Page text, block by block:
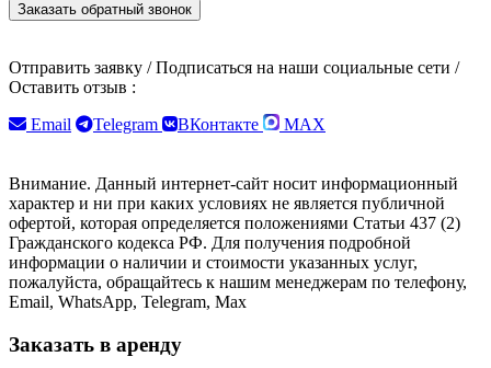
Заказать обратный звонок
Отправить заявку / Подписаться на наши социальные сети /
Оставить отзыв :
Email
Telegram ВКонтакте MAX
Внимание. Данный интернет-сайт носит информационный
характер и ни при каких условиях не является публичной
офертой, которая определяется положениями Статьи 437 (2)
Гражданского кодекса РФ. Для получения подробной
информации о наличии и стоимости указанных услуг,
пожалуйста, обращайтесь к нашим менеджерам по телефону,
Email, WhatsApp, Telegram, Max
Заказать в аренду